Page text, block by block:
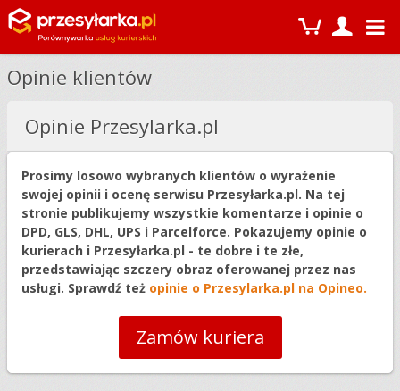
Opinie klientów
Opinie Przesylarka.pl
Prosimy losowo wybranych klientów o wyrażenie
swojej opinii i ocenę serwisu Przesyłarka.pl. Na tej
stronie publikujemy wszystkie komentarze i opinie o
DPD, GLS, DHL, UPS i Parcelforce. Pokazujemy opinie o
kurierach i Przesyłarka.pl - te dobre i te złe,
przedstawiając szczery obraz oferowanej przez nas
usługi. Sprawdź też opinie o Przesylarka.pl na Opineo.
Zamów kuriera